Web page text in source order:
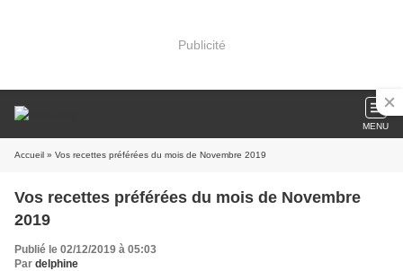
Publicité
MENU
Accueil » Vos recettes préférées du mois de Novembre 2019
Vos recettes préférées du mois de Novembre
2019
Publié le 02/12/2019 à 05:03
Par delphine